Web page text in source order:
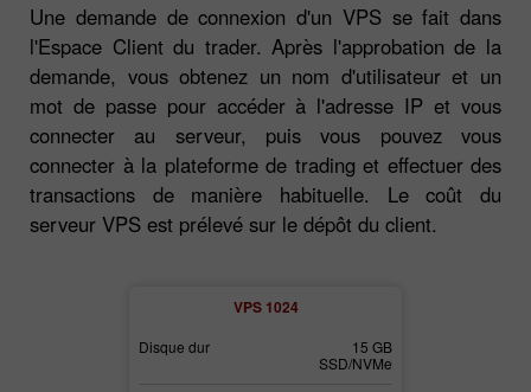
Une demande de connexion d'un VPS se fait dans
l'Espace Client du trader. Après l'approbation de la
demande, vous obtenez un nom d'utilisateur et un
mot de passe pour accéder à l'adresse IP et vous
connecter au serveur, puis vous pouvez vous
connecter à la plateforme de trading et effectuer des
transactions de manière habituelle. Le coût du
serveur VPS est prélevé sur le dépôt du client.
VPS 1024
Disque dur
15 GB
SSD/NVMe